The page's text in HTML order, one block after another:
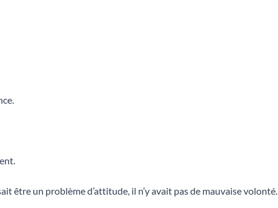
être un problème d’attitude, il n’y avait pas de mauvaise volonté.